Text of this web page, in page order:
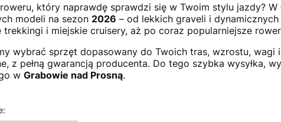
który naprawdę sprawdzi się w Twoim stylu jazdy? W
modeli na sezon 2026 – od lekkich graveli i
trekkingi i miejskie cruisery, aż po coraz popularniejsze
wybrać sprzęt dopasowany do Twoich tras, wzrostu, wagi
z pełną gwarancją producenta. Do tego szybka wysyłka,
w Grabowie nad Prosną.